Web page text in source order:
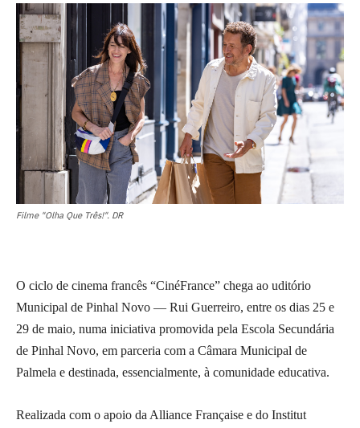
Filme "Olha Que Três!". DR
O ciclo de cinema francês “CinéFrance” chega ao uditório
Municipal de Pinhal Novo — Rui Guerreiro, entre os dias 25 e
29 de maio, numa iniciativa promovida pela Escola Secundária
de Pinhal Novo, em parceria com a Câmara Municipal de
Palmela e destinada, essencialmente, à comunidade educativa.
Realizada com o apoio da Alliance Française e do Institut